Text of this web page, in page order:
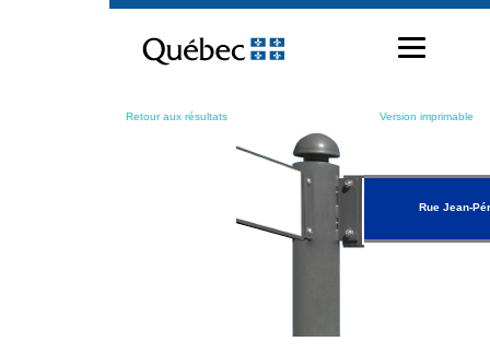
contenu
Retour aux résultats Version imprimable
Rue Jean-